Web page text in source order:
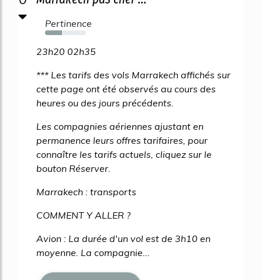
Pertinence
41%
23h20 02h35
*** Les tarifs des vols Marrakech affichés sur
cette page ont été observés au cours des
heures ou des jours précédents.
Les compagnies aériennes ajustant en
permanence leurs offres tarifaires, pour
connaître les tarifs actuels, cliquez sur le
bouton Réserver.
Marrakech : transports
COMMENT Y ALLER ?
Avion : La durée d'un vol est de 3h10 en
moyenne. La compagnie...